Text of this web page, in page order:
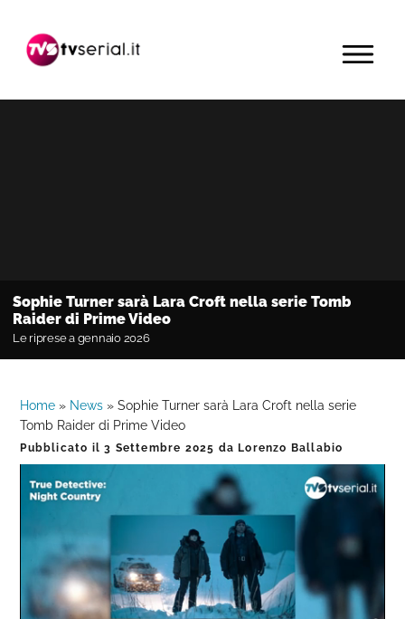
navigazione
contenuto
barra
primaria
MENU
Sophie Turner sarà Lara Croft nella serie Tomb
Raider di Prime Video
Le riprese a gennaio 2026
Home » News »Sophie Turner sarà Lara Croft nella serie
Tomb Raider di Prime Video
Pubblicato il3 Settembre 2025 da Lorenzo Ballabio